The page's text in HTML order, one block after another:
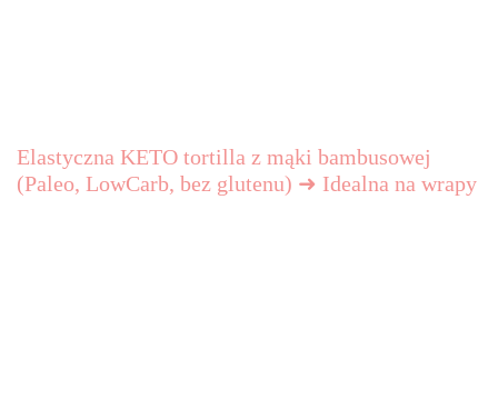
Elastyczna KETO tortilla z mąki bambusowej
(Paleo, LowCarb, bez glutenu) ➜ Idealna na wrapy